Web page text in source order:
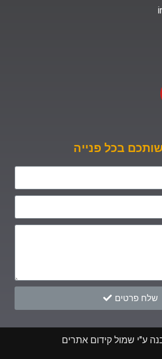
בכל פנייה
שלח פרטים
ע"י שמול קידום אתרים